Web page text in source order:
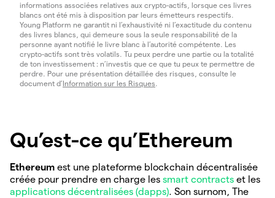
informations associées relatives aux crypto-actifs, lorsque ces livres
blancs ont été mis à disposition par leurs émetteurs respectifs.
Young Platform ne garantit ni l’exhaustivité ni l’exactitude du contenu
des livres blancs, qui demeure sous la seule responsabilité de la
personne ayant notifié le livre blanc à l’autorité compétente. Les
crypto-actifs sont très volatils. Tu peux perdre une partie ou la totalité
de ton investissement : n’investis que ce que tu peux te permettre de
perdre. Pour une présentation détaillée des risques, consulte le
document d’Information sur les Risques.
Qu’est-ce qu’Ethereum
Ethereum est une plateforme blockchain décentralisée
créée pour prendre en charge les smart contracts et les
applications décentralisées (dapps). Son surnom, The